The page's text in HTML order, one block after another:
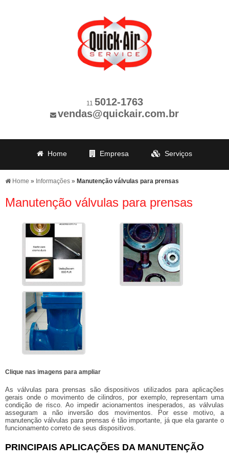
11 5012-1763
vendas@quickair.com.br
Home Empresa Serviços
Home » Informações » Manutenção válvulas para prensas
Manutenção válvulas para prensas
Clique nas imagens para ampliar
As válvulas para prensas são dispositivos utilizados para aplicações
gerais onde o movimento de cilindros, por exemplo, representam uma
condição de risco. Ao impedir acionamentos inesperados, as válvulas
asseguram a não inversão dos movimentos. Por esse motivo, a
manutenção válvulas para prensas é tão importante, já que ela garante o
funcionamento correto de seus dispositivos.
PRINCIPAIS APLICAÇÕES DA MANUTENÇÃO